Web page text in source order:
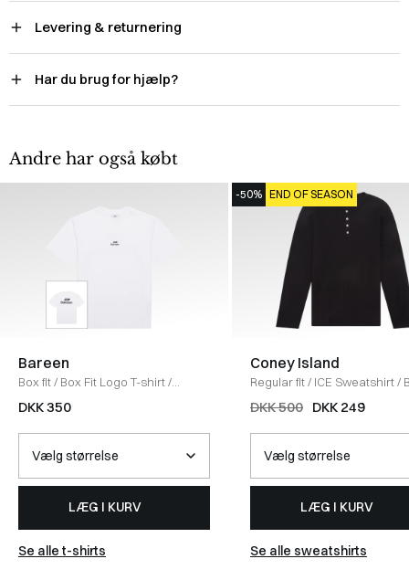
Levering & returnering
Har du brug for hjælp?
Andre har også købt
Bareen
Box fit/ Box Fit Logo T-shirt/
WHITE
DKK 350
LÆG I KURV
Se alle t-shirts
-50% END OF SEASON
Coney Island
Regular fit/ ICE Sweatshirt/
DKK 500 DKK 249
LÆG I KURV
Se alle sweatshirts